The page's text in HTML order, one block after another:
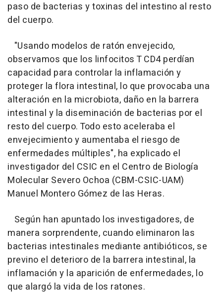
paso de bacterias y toxinas del intestino al resto
del cuerpo.
"Usando modelos de ratón envejecido,
observamos que los linfocitos T CD4 perdían
capacidad para controlar la inflamación y
proteger la flora intestinal, lo que provocaba una
alteración en la microbiota, daño en la barrera
intestinal y la diseminación de bacterias por el
resto del cuerpo. Todo esto aceleraba el
envejecimiento y aumentaba el riesgo de
enfermedades múltiples", ha explicado el
investigador del CSIC en el Centro de Biología
Molecular Severo Ochoa (CBM-CSIC-UAM)
Manuel Montero Gómez de las Heras.
Según han apuntado los investigadores, de
manera sorprendente, cuando eliminaron las
bacterias intestinales mediante antibióticos, se
previno el deterioro de la barrera intestinal, la
inflamación y la aparición de enfermedades, lo
que alargó la vida de los ratones.